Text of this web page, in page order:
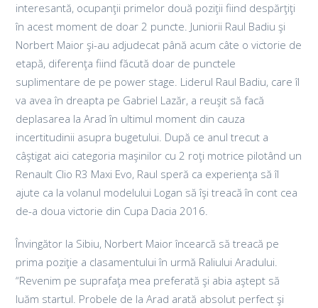
interesantă, ocupanţii primelor două poziţii fiind despărţiţi
în acest moment de doar 2 puncte. Juniorii Raul Badiu şi
Norbert Maior şi-au adjudecat până acum câte o victorie de
etapă, diferenţa fiind făcută doar de punctele
suplimentare de pe power stage. Liderul Raul Badiu, care îl
va avea în dreapta pe Gabriel Lazăr, a reuşit să facă
deplasarea la Arad în ultimul moment din cauza
incertitudinii asupra bugetului. După ce anul trecut a
câştigat aici categoria maşinilor cu 2 roţi motrice pilotând un
Renault Clio R3 Maxi Evo, Raul speră ca experienţa să îl
ajute ca la volanul modelului Logan să îşi treacă în cont cea
de-a doua victorie din Cupa Dacia 2016.
Învingător la Sibiu, Norbert Maior încearcă să treacă pe
prima poziţie a clasamentului în urmă Raliului Aradului.
“Revenim pe suprafaţa mea preferată şi abia aştept să
luăm startul. Probele de la Arad arată absolut perfect şi